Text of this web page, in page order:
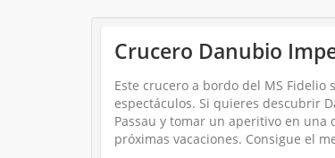
Crucero Danubio
Este crucero a bordo del MS
espectáculos. Si quieres descubrir
Passau y tomar un aperitivo en una
próximas vacaciones. Consigue el